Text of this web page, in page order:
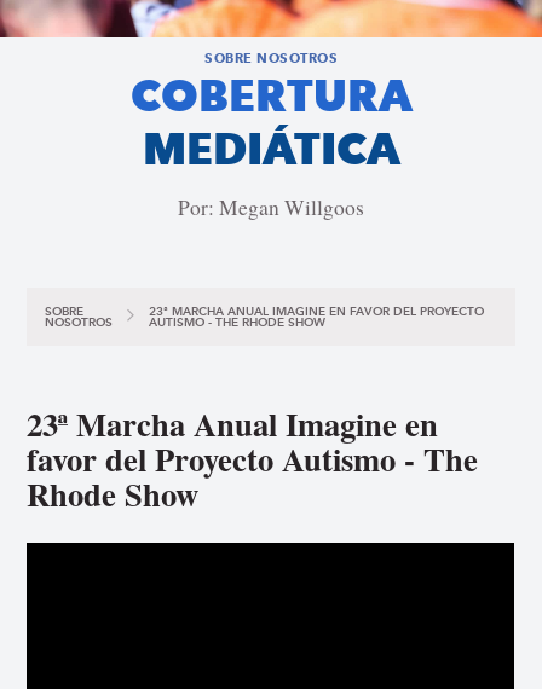
SOBRE NOSOTROS
COBERTURA
MEDIÁTICA
Por: Megan Willgoos
SOBRE
NOSOTROS
23ª MARCHA ANUAL IMAGINE EN FAVOR DEL PROYECTO
AUTISMO - THE RHODE SHOW
23ª Marcha Anual Imagine en
favor del Proyecto Autismo - The
Rhode Show